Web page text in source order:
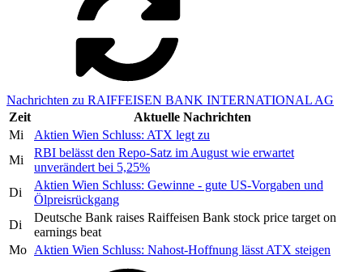
Nachrichten zu RAIFFEISEN BANK INTERNATIONAL AG
Zeit
Aktuelle Nachrichten
Mi
Aktien Wien Schluss: ATX legt zu
Mi
RBI belässt den Repo-Satz im August wie erwartet
unverändert bei 5,25%
Di
Aktien Wien Schluss: Gewinne - gute US-Vorgaben und
Ölpreisrückgang
Di
Deutsche Bank raises Raiffeisen Bank stock price target on
earnings beat
Mo Aktien Wien Schluss: Nahost-Hoffnung lässt ATX steigen